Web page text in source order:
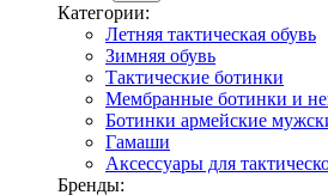
Категории:
Летняя тактическая обувь
Зимняя обувь
Тактические ботинки
Мембранные ботинки и
Ботинки армейские
Гамаши
Аксессуары для
Бренды: